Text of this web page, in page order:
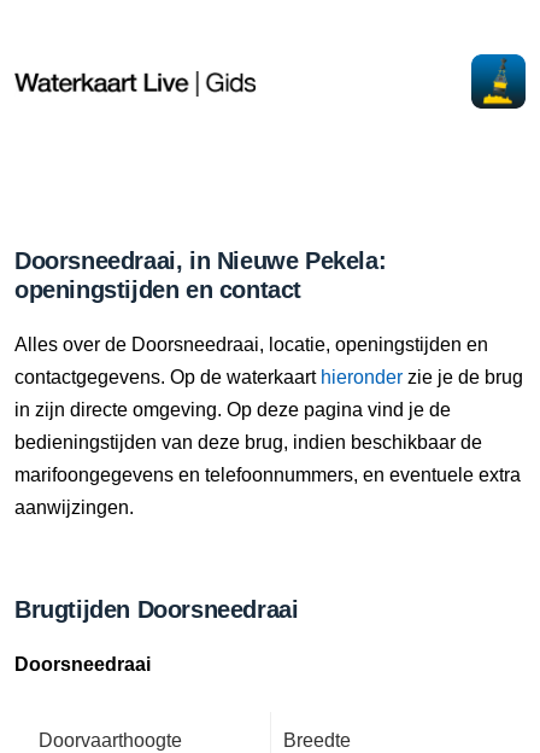
Doorsneedraai, in Nieuwe Pekela:
openingstijden en contact
Alles over de Doorsneedraai, locatie, openingstijden en
contactgegevens. Op de waterkaart hieronder zie je de brug
in zijn directe omgeving. Op deze pagina vind je de
bedieningstijden van deze brug, indien beschikbaar de
marifoongegevens en telefoonnummers, en eventuele extra
aanwijzingen.
Brugtijden Doorsneedraai
Doorsneedraai
Doorvaarthoogte Breedte